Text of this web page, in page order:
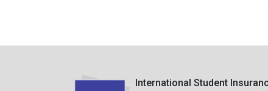
International Student